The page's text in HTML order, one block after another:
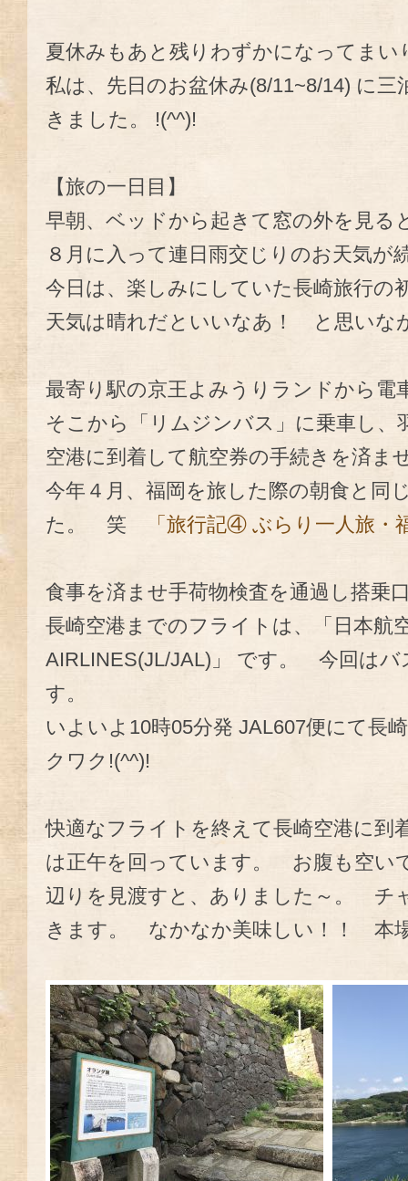
夏休みもあと残りわずかになってまい
私は、先日のお盆休み(8/11~8/14) に
きました。 !(^^)!
【旅の一日目】
早朝、ベッドから起きて窓の外を見
８月に入って連日雨交じりのお天気が
今日は、楽しみにしていた長崎旅行
天気は晴れだといいなあ！ と思いな
最寄り駅の京王よみうりランドから電
そこから「リムジンバス」に乗車し、
空港に到着して航空券の手続きを済ま
今年４月、福岡を旅した際の朝食と同
た。 笑
「旅行記④ ぶらり一人旅・
食事を済ませ手荷物検査を通過し搭乗
長崎空港までのフライトは、「日本航
AIRLINES(JL/JAL)」 です。 今回はバ
す。
いよいよ10時05分発 JAL607便にて長
クワク!(^^)!
快適なフライトを終えて長崎空港に
は正午を回っています。 お腹も空い
辺りを見渡すと、ありました～。 チ
きます。 なかなか美味しい！！ 本